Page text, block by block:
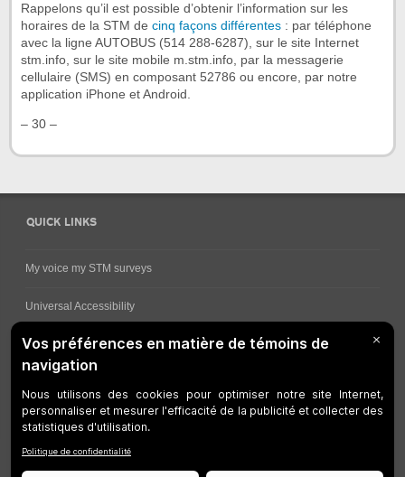
Rappelons qu’il est possible d’obtenir l’information sur les
horaires de la STM de cinq façons différentes : par téléphone
avec la ligne AUTOBUS (514 288-6287), sur le site Internet
stm.info, sur le site mobile m.stm.info, par la messagerie
cellulaire (SMS) en composant 52786 ou encore, par notre
application iPhone et Android.
– 30 –
QUICK LINKS
My voice my STM surveys
Universal Accessibility
Ways for viewing bus schedules
Customer service